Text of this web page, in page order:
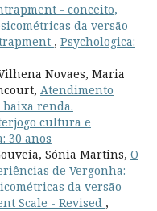
- conceito,
da versão
, Psychologica:
Novaes, Maria
Atendimento
baixa renda.
cultura e
30 anos
Sónia Martins, O
de Vergonha:
da versão
Scale - Revised ,